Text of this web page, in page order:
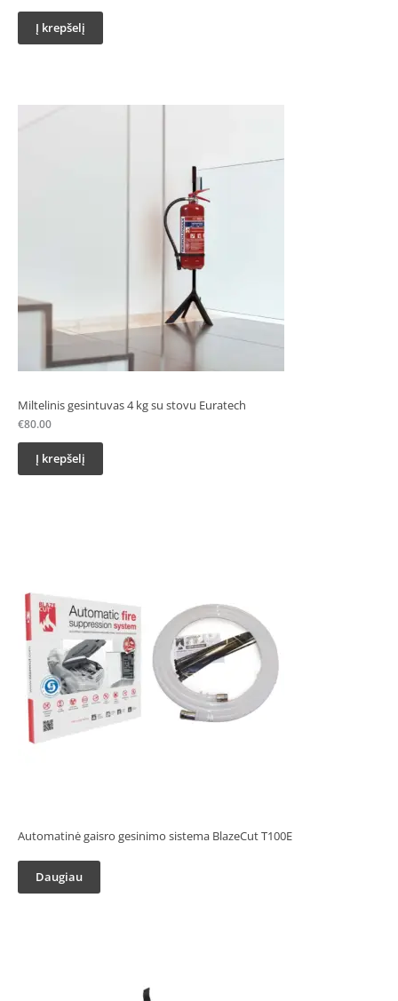
Į krepšelį
Miltelinis gesintuvas 4 kg su stovu Euratech
€80.00
Į krepšelį
Automatinė gaisro gesinimo sistema BlazeCut T100E
Daugiau